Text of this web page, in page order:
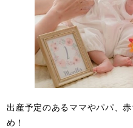
出産予定のあるママやパパ、
め！